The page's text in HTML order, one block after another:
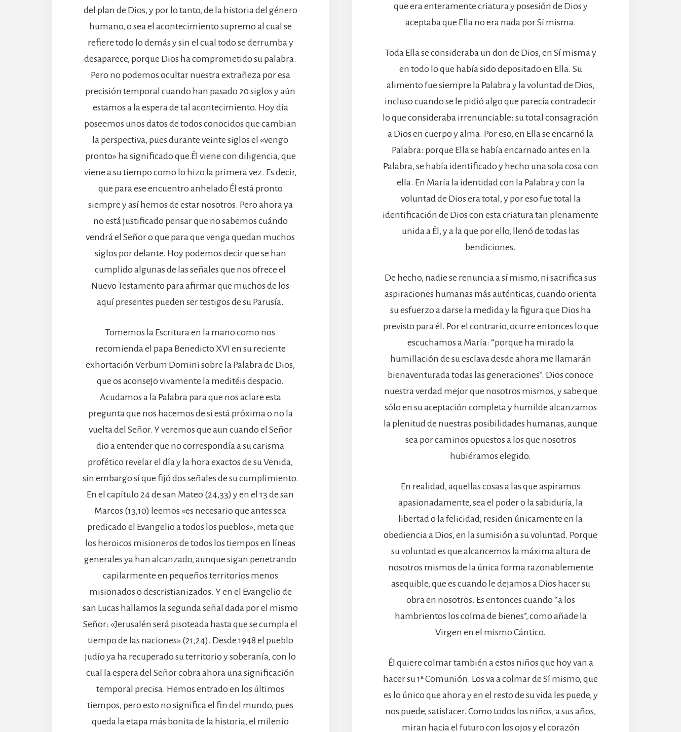
del plan de Dios, y por lo tanto, de la historia del género
humano, o sea el acontecimiento supremo al cual se
refiere todo lo demás y sin el cual todo se derrumba y
desaparece, porque Dios ha comprometido su palabra.
Pero no podemos ocultar nuestra extrañeza por esa
precisión temporal cuando han pasado 20 siglos y aún
estamos a la espera de tal acontecimiento. Hoy día
poseemos unos datos de todos conocidos que cambian
la perspectiva, pues durante veinte siglos el «vengo
pronto» ha significado que Él viene con diligencia, que
viene a su tiempo como lo hizo la primera vez. Es decir,
que para ese encuentro anhelado Él está pronto
siempre y así hemos de estar nosotros. Pero ahora ya
no está justificado pensar que no sabemos cuándo
vendrá el Señor o que para que venga quedan muchos
siglos por delante. Hoy podemos decir que se han
cumplido algunas de las señales que nos ofrece el
Nuevo Testamento para afirmar que muchos de los
aquí presentes pueden ser testigos de su Parusía.
Tomemos la Escritura en la mano como nos
recomienda el papa Benedicto XVI en su reciente
exhortación Verbum Domini sobre la Palabra de Dios,
que os aconsejo vivamente la meditéis despacio.
Acudamos a la Palabra para que nos aclare esta
pregunta que nos hacemos de si está próxima o no la
vuelta del Señor. Y veremos que aun cuando el Señor
dio a entender que no correspondía a su carisma
profético revelar el día y la hora exactos de su Venida,
sin embargo sí que fijó dos señales de su cumplimiento.
En el capítulo 24 de san Mateo (24,33) y en el 13 de san
Marcos (13,10) leemos «es necesario que antes sea
predicado el Evangelio a todos los pueblos», meta que
los heroicos misioneros de todos los tiempos en líneas
generales ya han alcanzado, aunque sigan penetrando
capilarmente en pequeños territorios menos
misionados o descristianizados. Y en el Evangelio de
san Lucas hallamos la segunda señal dada por el mismo
Señor: «Jerusalén será pisoteada hasta que se cumpla el
tiempo de las naciones» (21,24). Desde 1948 el pueblo
judío ya ha recuperado su territorio y soberanía, con lo
cual la espera del Señor cobra ahora una significación
temporal precisa. Hemos entrado en los últimos
tiempos, pero esto no significa el fin del mundo, pues
queda la etapa más bonita de la historia, el milenio
que era enteramente criatura y posesión de Dios y
aceptaba que Ella no era nada por Sí misma.
Toda Ella se consideraba un don de Dios, en Sí misma y
en todo lo que había sido depositado en Ella. Su
alimento fue siempre la Palabra y la voluntad de Dios,
incluso cuando se le pidió algo que parecía contradecir
lo que consideraba irrenunciable: su total consagración
a Dios en cuerpo y alma. Por eso, en Ella se encarnó la
Palabra: porque Ella se había encarnado antes en la
Palabra, se había identificado y hecho una sola cosa con
ella. En María la identidad con la Palabra y con la
voluntad de Dios era total, y por eso fue total la
identificación de Dios con esta criatura tan plenamente
unida a Él, y a la que por ello, llenó de todas las
bendiciones.
De hecho, nadie se renuncia a sí mismo, ni sacrifica sus
aspiraciones humanas más auténticas, cuando orienta
su esfuerzo a darse la medida y la figura que Dios ha
previsto para él. Por el contrario, ocurre entonces lo que
escuchamos a María: “porque ha mirado la
humillación de su esclava desde ahora me llamarán
bienaventurada todas las generaciones”. Dios conoce
nuestra verdad mejor que nosotros mismos, y sabe que
sólo en su aceptación completa y humilde alcanzamos
la plenitud de nuestras posibilidades humanas, aunque
sea por caminos opuestos a los que nosotros
hubiéramos elegido.
En realidad, aquellas cosas a las que aspiramos
apasionadamente, sea el poder o la sabiduría, la
libertad o la felicidad, residen únicamente en la
obediencia a Dios, en la sumisión a su voluntad. Porque
su voluntad es que alcancemos la máxima altura de
nosotros mismos de la única forma razonablemente
asequible, que es cuando le dejamos a Dios hacer su
obra en nosotros. Es entonces cuando “a los
hambrientos los colma de bienes”, como añade la
Virgen en el mismo Cántico.
Él quiere colmar también a estos niños que hoy van a
hacer su 1ª Comunión. Los va a colmar de Sí mismo, que
es lo único que ahora y en el resto de su vida les puede, y
nos puede, satisfacer. Como todos los niños, a sus años,
miran hacia el futuro con los ojos y el corazón